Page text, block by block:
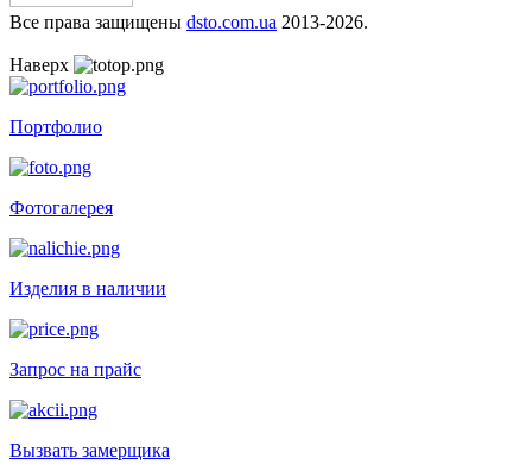
Все права защищены dsto.com.ua 2013-2026.
Наверх
Портфолио
Фотогалерея
Изделия в наличии
Запрос на прайс
Вызвать замерщика